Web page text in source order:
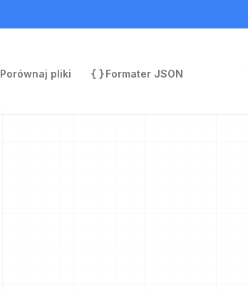
Porównaj pliki
Formater JSON